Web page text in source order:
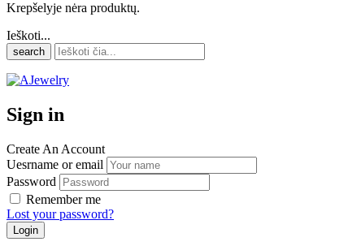
Krepšelyje nėra produktų.
Ieškoti...
search
Sign in
Create An Account
Uesrname or email
Password
Remember me
Lost your password?